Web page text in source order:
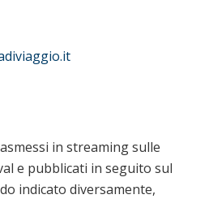
in streaming sulle
e pubblicati in seguito sul
indicato diversamente,